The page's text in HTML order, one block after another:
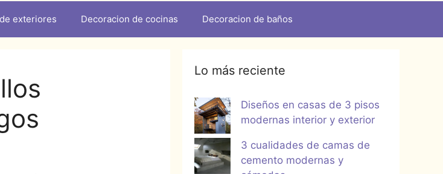
exteriores Decoracion de cocinas Decoracion de baños
Lo más reciente
Diseños en casas de 3 pisos
modernas interior y exterior
3 cualidades de camas de
cemento modernas y